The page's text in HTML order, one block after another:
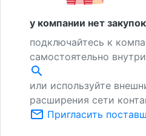
у компании нет закупок
подключайтесь к
самостоятельно
search
или используйте
расширения сети
mail_outline Пригласить